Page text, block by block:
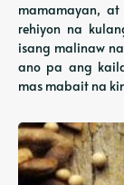
mamamayan,
rehiyon na
isang malinaw
ano pa ang
mas mabait na